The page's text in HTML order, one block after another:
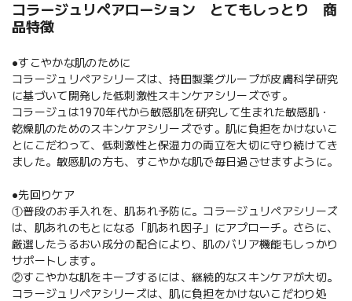
コラージュリペアローション とてもしっとり 商
品特徴
●すこやかな肌のために
コラージュリペアシリーズは、持田製薬グループが皮膚科学研究
に基づいて開発した低刺激性スキンケアシリーズです。
コラージュは1970年代から敏感肌を研究して生まれた敏感肌・
乾燥肌のためのスキンケアシリーズです。肌に負担をかけないこ
とにこだわって、低刺激性と保湿力の両立を大切に守り続けてき
ました。敏感肌の方も、すこやかな肌で毎日過ごせますように。
●先回りケア
①普段のお手入れを、肌あれ予防に。コラージュリペアシリーズ
は、肌あれのもとになる「肌あれ因子」にアプローチ。さらに、
厳選したうるおい成分の配合により、肌のバリア機能もしっかり
サポートします。
②すこやかな肌をキープするには、継続的なスキンケアが大切。
コラージュリペアシリーズは、肌に負担をかけないこだわり処